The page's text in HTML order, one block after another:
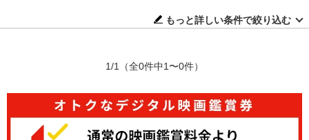
もっと詳しい条件で絞り込む
1/1 （全0件中1〜0件）